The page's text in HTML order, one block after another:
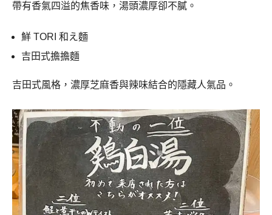
帶有香氣四溢的焦香味，湯頭濃厚卻不膩。
鮮 TORI 和え麵
吉田式擔擔麵
吉田式風格，濃厚芝麻香與辣味結合的隱藏人氣品。